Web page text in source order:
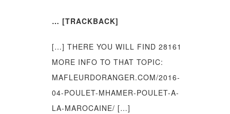
… [TRACKBACK]
[…] THERE YOU WILL FIND 28161
MORE INFO TO THAT TOPIC:
MAFLEURDORANGER.COM/2016-
04-POULET-MHAMER-POULET-A-
LA-MAROCAINE/ […]